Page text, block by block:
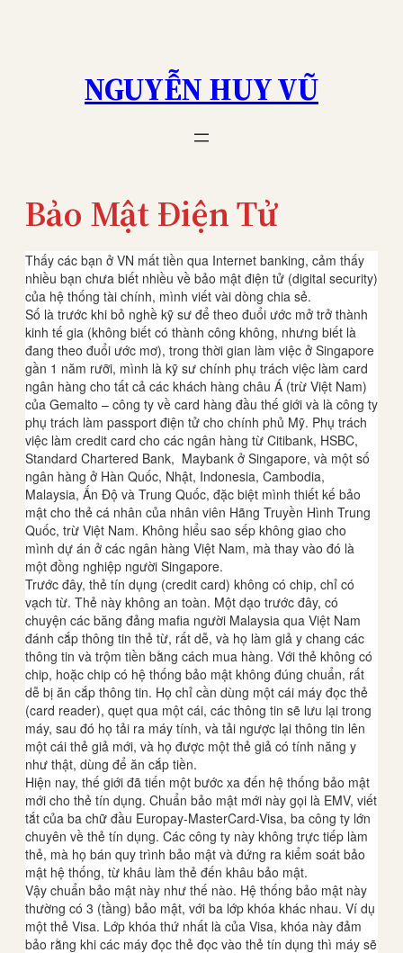
NGUYỄN HUY VŨ
Bảo Mật Điện Tử
Thấy các bạn ở VN mất tiền qua Internet banking, cảm thấy
nhiều bạn chưa biết nhiều về bảo mật điện tử (digital security)
của hệ thống tài chính, mình viết vài dòng chia sẻ.
Số là trước khi bỏ nghề kỹ sư để theo đuổi ước mở trở thành
kinh tế gia (không biết có thành công không, nhưng biết là
đang theo đuổi ước mơ), trong thời gian làm việc ở Singapore
gần 1 năm rưỡi, mình là kỹ sư chính phụ trách việc làm card
ngân hàng cho tất cả các khách hàng châu Á (trừ Việt Nam)
của Gemalto – công ty về card hàng đầu thế giới và là công ty
phụ trách làm passport điện tử cho chính phủ Mỹ. Phụ trách
việc làm credit card cho các ngân hàng từ Citibank, HSBC,
Standard Chartered Bank, Maybank ở Singapore, và một số
ngân hàng ở Hàn Quốc, Nhật, Indonesia, Cambodia,
Malaysia, Ấn Độ và Trung Quốc, đặc biệt mình thiết kế bảo
mật cho thẻ cá nhân của nhân viên Hãng Truyền Hình Trung
Quốc, trừ Việt Nam. Không hiểu sao sếp không giao cho
mình dự án ở các ngân hàng Việt Nam, mà thay vào đó là
một đồng nghiệp người Singapore.
Trước đây, thẻ tín dụng (credit card) không có chip, chỉ có
vạch từ. Thẻ này không an toàn. Một dạo trước đây, có
chuyện các băng đảng mafia người Malaysia qua Việt Nam
đánh cắp thông tin thẻ từ, rất dễ, và họ làm giả y chang các
thông tin và trộm tiền bằng cách mua hàng. Với thẻ không có
chip, hoặc chip có hệ thống bảo mật không đúng chuẩn, rất
dễ bị ăn cắp thông tin. Họ chỉ cần dùng một cái máy đọc thẻ
(card reader), quẹt qua một cái, các thông tin sẽ lưu lại trong
máy, sau đó họ tải ra máy tính, và tải ngược lại thông tin lên
một cái thẻ giả mới, và họ được một thẻ giả có tính năng y
như thật, dùng để ăn cắp tiền.
Hiện nay, thế giới đã tiến một bước xa đến hệ thống bảo mật
mới cho thẻ tín dụng. Chuẩn bảo mật mới này gọi là EMV, viết
tắt của ba chữ đầu Europay-MasterCard-Visa, ba công ty lớn
chuyên về thẻ tín dụng. Các công ty này không trực tiếp làm
thẻ, mà họ bán quy trình bảo mật và đứng ra kiểm soát bảo
mật hệ thống, từ khâu làm thẻ đến khâu bảo mật.
Vậy chuẩn bảo mật này như thế nào. Hệ thống bảo mật này
thường có 3 (tầng) bảo mật, với ba lớp khóa khác nhau. Ví dụ
một thẻ Visa. Lớp khóa thứ nhất là của Visa, khóa này đảm
bảo rằng khi các máy đọc thẻ đọc vào thẻ tín dụng thì máy sẽ